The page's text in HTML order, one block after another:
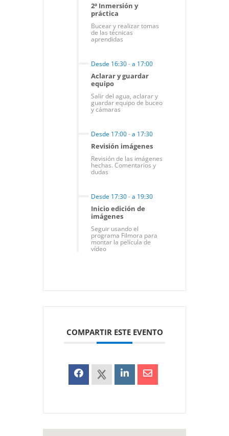
2ª Inmersión y
práctica
Bucear y realizar tomas
de las técnicas
aprendidas
Desde 16:30-a 17:00
Aclarar y guardar
equipo
Salir del agua, aclarar y
guardar equipo de buceo
y cámaras
Desde 17:00-a 17:30
Revisión imágenes
Revisión de las imágenes
hechas. Comentarios y
dudas
Desde 17:30-a 19:30
Inicio edición de
imágenes
Seguir usando el
programa Filmora para
montar la película de
vídeo
COMPARTIR ESTE EVENTO